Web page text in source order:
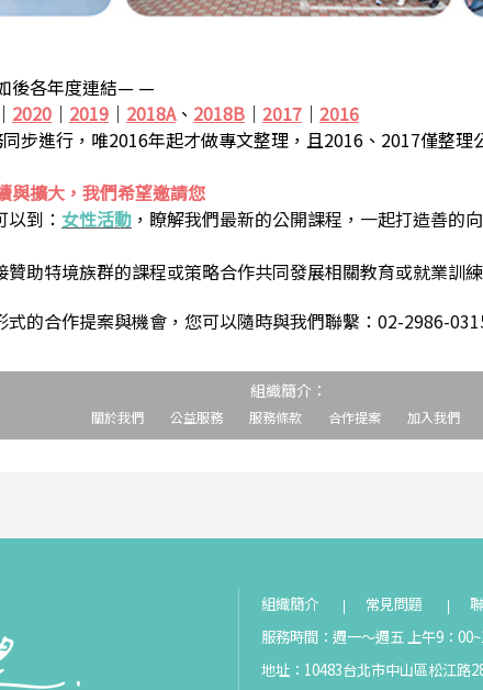
後各年度連結— —
｜ 2020 ｜ 2019 ｜ 2018A、 2018B ｜ 2017 ｜ 2016
步進行，唯2016年起才做專文整理，且2016、2017僅整理
與擴大，我們希望邀請您
以到： 女性活動 ，瞭解我們最新的公開課程，一起打造善的
贊助特境族群的課程或策略合作共同發展相關教育或就業訓
式的合作提案與機會，您可以隨時與我們聯繫：02-2986-
組織簡介：
關於我們 公益服務 服務條款 合作提案 加入我們
組織簡介 常見問題
服務時間：週一～週五 上午9：
地址：10483台北市中山區松江路